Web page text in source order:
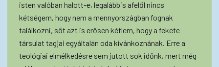
isten valóban halott-e, legalábbis afelől nincs
kétségem, hogy nem a mennyországban fognak
találkozni, sőt azt is erősen kétlem, hogy a fekete
társulat tagjai egyáltalán oda kívánkoznának. Erre a
teológiai elmélkedésre sem jutott sok időnk, mert még